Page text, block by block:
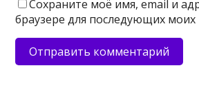
Сохраните моё имя, email и
браузере для последующих